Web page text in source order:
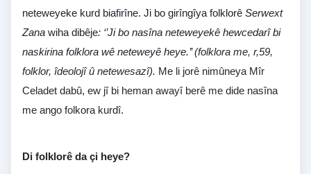
neteweyeke kurd biafirîne. Ji bo girîngîya folklorê Serwext
Zana wiha dibêje: ‘’Ji bo nasîna neteweyekê hewcedarî bi
naskirina folklora wê neteweyê heye.’’(folklora me, r,59,
folklor, îdeolojî û netewesazî). Me li jorê nimûneya Mîr
Celadet dabû, ew jî bi heman awayî berê me dide nasîna
me ango folkora kurdî.
Di folklorê da çi heye?